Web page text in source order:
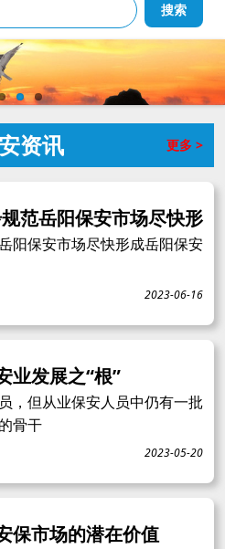
搜索
资讯 更多 >
范岳阳保安市场尽快形
阳保安市场尽快形成岳阳保安
2023-06-16
业发展之“根”
，但从业保安人员中仍有一批
骨干
2023-05-20
保市场的潜在价值